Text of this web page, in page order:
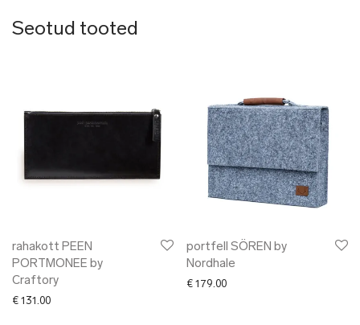
Seotud tooted
rahakott PEEN
PORTMONEE by
Craftory
€ 131.00
portfell SÖREN by
Nordhale
€ 179.00